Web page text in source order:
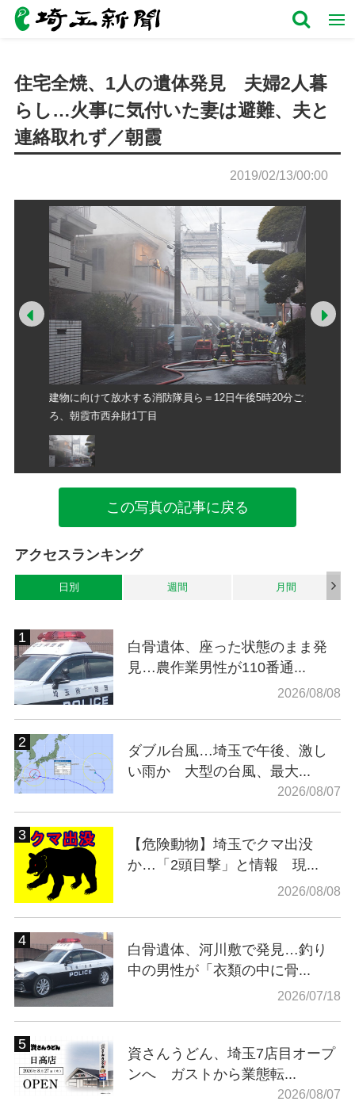
住宅全焼、1人の遺体発見 夫婦2人暮
らし…火事に気付いた妻は避難、夫と
連絡取れず／朝霞
2019/02/13/00:00
建物に向けて放水する消防隊員ら＝12日午後5時20分ご
ろ、朝霞市西弁財1丁目
Prev
この写真の記事に戻る
アクセスランキング
日別 週間 月間
白骨遺体、座った状態のまま発
見…農作業男性が110番通...
2026/08/08
ダブル台風…埼玉で午後、激し
い雨か 大型の台風、最大...
2026/08/07
【危険動物】埼玉でクマ出没
か…「2頭目撃」と情報 現...
2026/08/08
白骨遺体、河川敷で発見…釣り
中の男性が「衣類の中に骨...
2026/07/18
資さんうどん、埼玉7店目オープ
ンへ ガストから業態転...
2026/08/07